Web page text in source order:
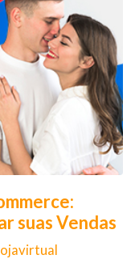
suas Vendas